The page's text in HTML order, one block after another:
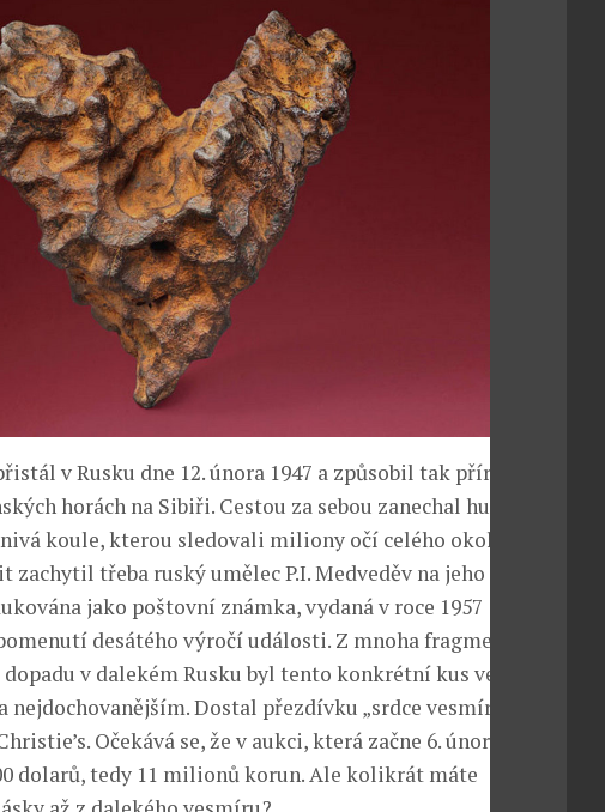
v Rusku dne 12. února 1947 a způsobil tak přírodní
horách na Sibiři. Cestou za sebou zanechal hustý
koule, kterou sledovali miliony očí celého okolí. 200
třeba ruský umělec P.I. Medveděv na jeho malbě,
jako poštovní známka, vydaná v roce 1957
desátého výročí události. Z mnoha fragmentů
v dalekém Rusku byl tento konkrétní kus ve tvaru
Dostal přezdívku „srdce vesmíru“, a
Očekává se, že v aukci, která začne 6. února, se
dolarů, tedy 11 milionů korun. Ale kolikrát máte